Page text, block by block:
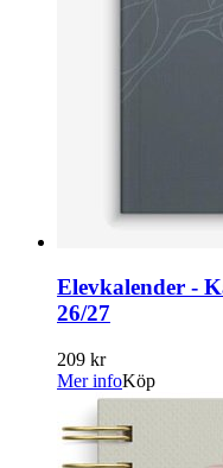
Elevkalender -
26/27
209 kr
Mer infoKöp